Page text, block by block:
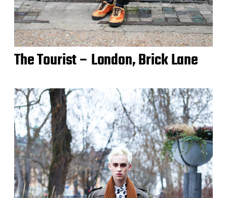
The Tourist – London, Brick Lane